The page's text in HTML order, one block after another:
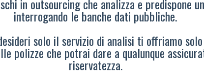
in outsourcing che analizza e predispone
interrogando le banche dati pubbliche.
solo il servizio di analisi ti offriamo
polizze che potrai dare a qualunque
riservatezza.